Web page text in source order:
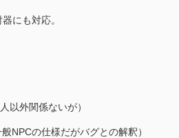
にも対応。
以外関係ないが）
NPCの仕様だがバグとの解釈）